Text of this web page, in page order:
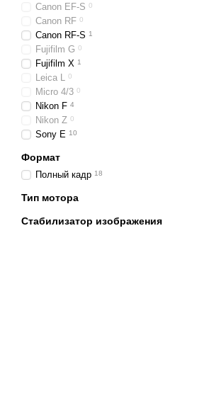
Canon EF-S 0
Canon RF 0
Canon RF-S 1
Fujifilm G 0
Fujifilm X 1
Leica L 0
Micro 4/3 0
Nikon F 4
Nikon Z 0
Sony E 10
Формат
Полный кадр 18
Тип мотора
Стабилизатор изображения